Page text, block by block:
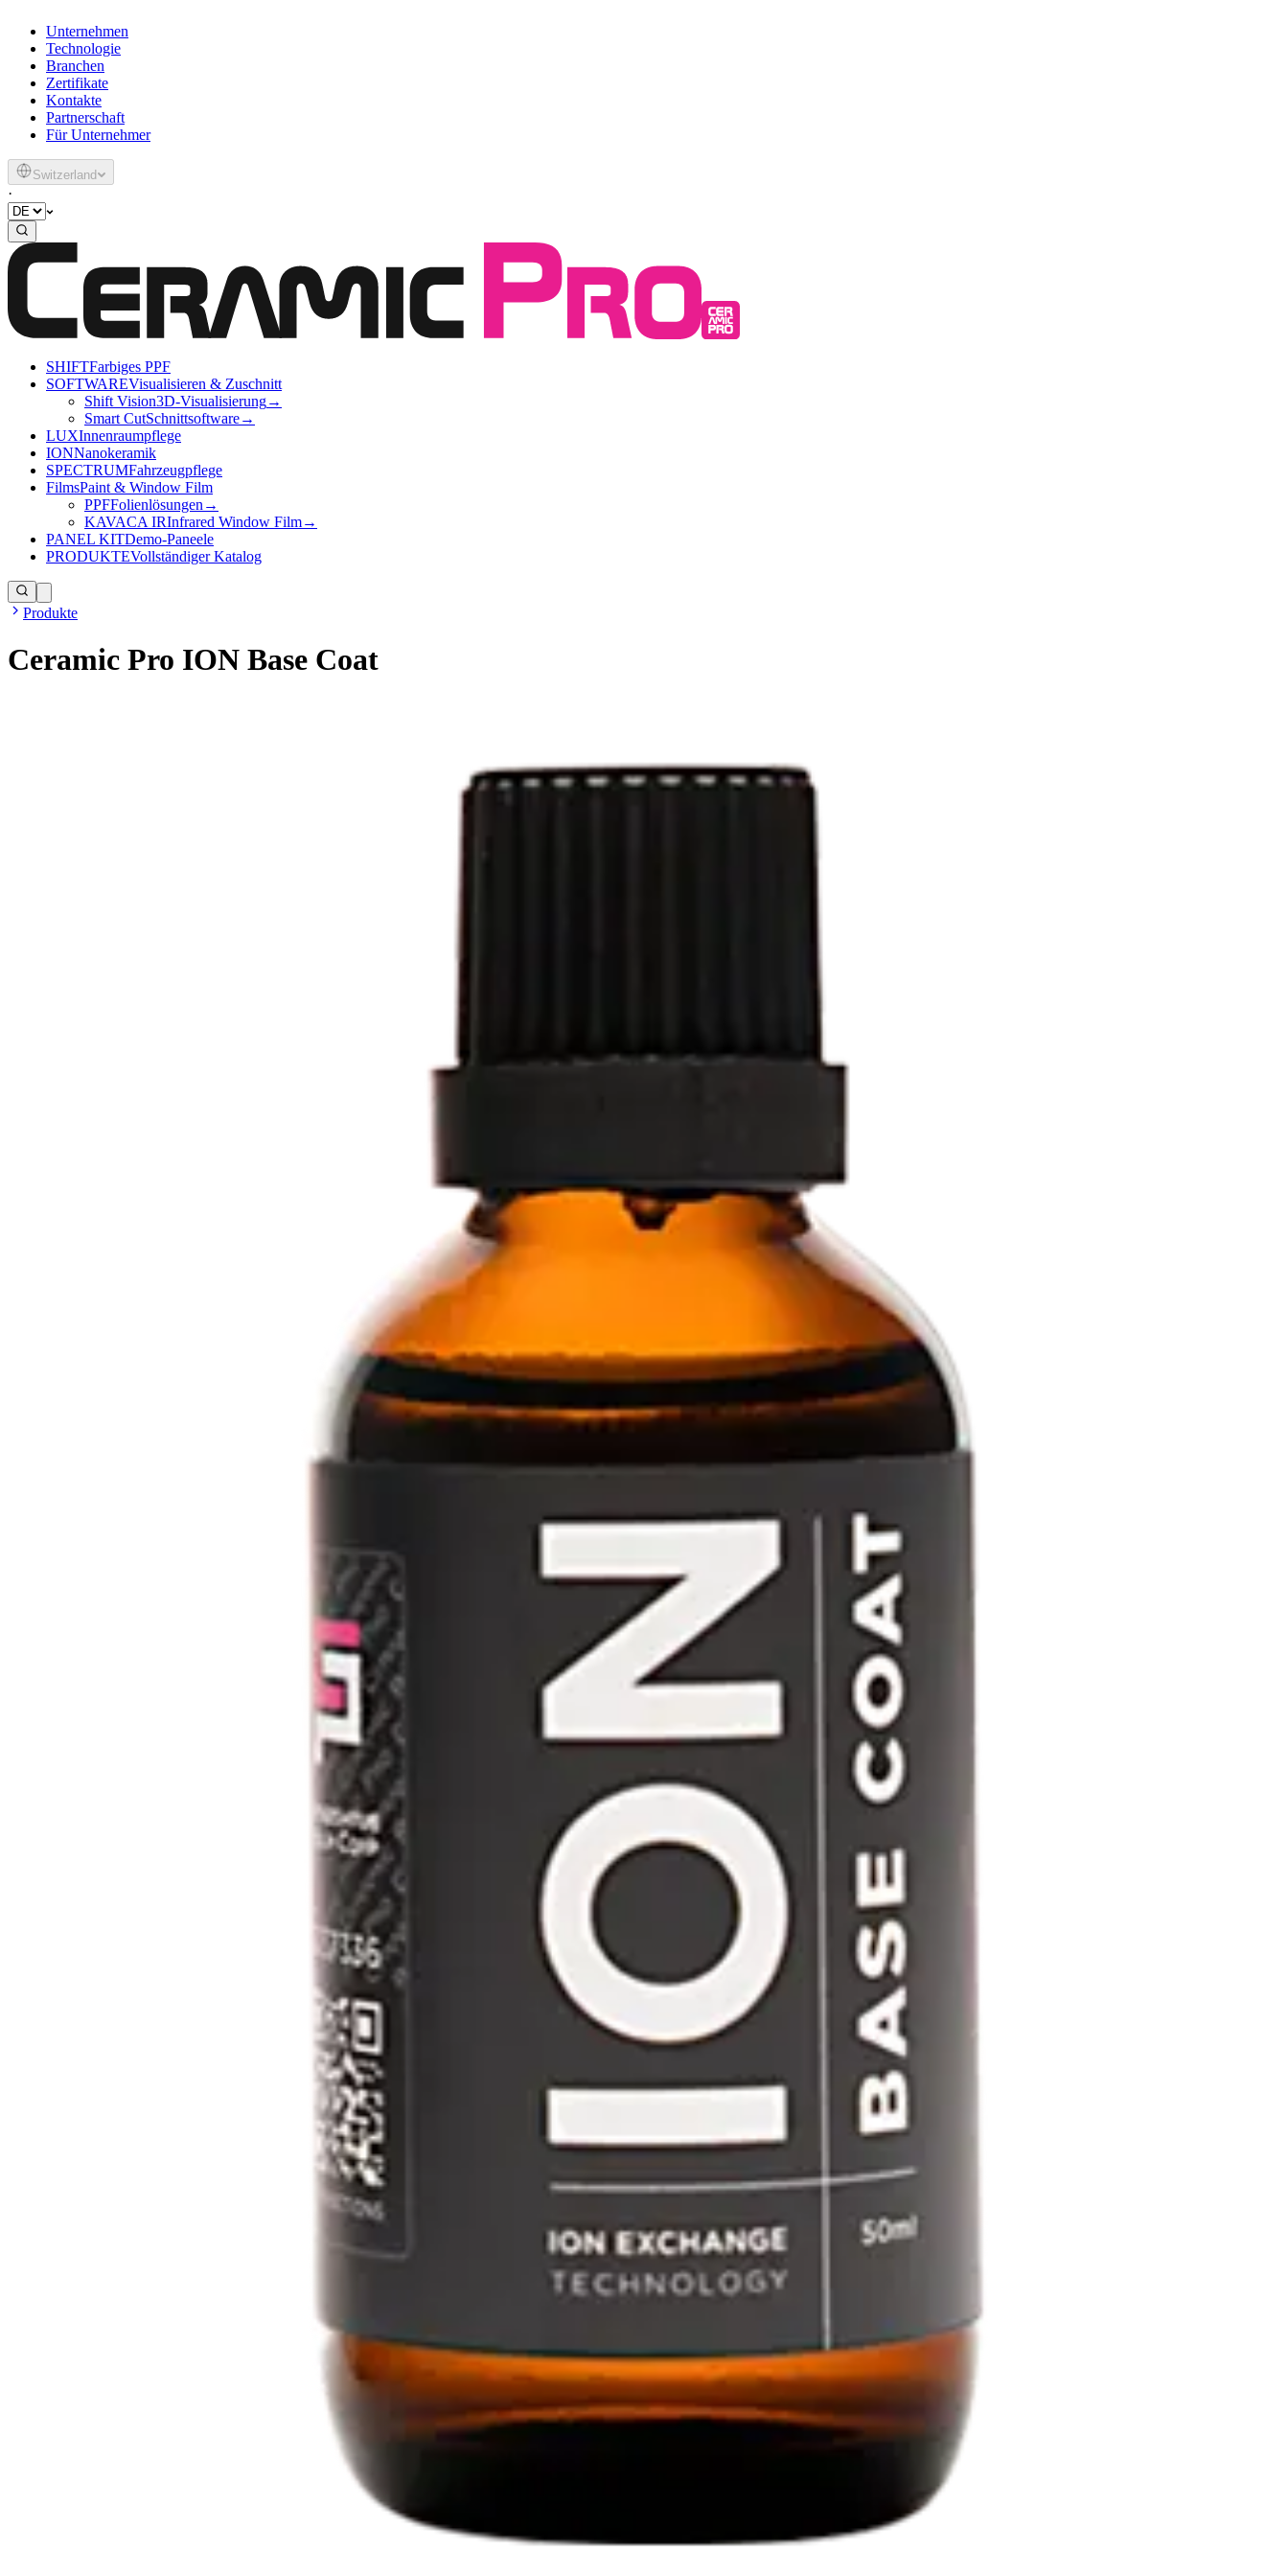
Unternehmen
Technologie
Branchen
Zertifikate
Kontakte
Partnerschaft
Für Unternehmer
Switzerland
·
SHIFTFarbiges PPF
SOFTWAREVisualisieren & Zuschnitt
Shift Vision3D-Visualisierung→
Smart CutSchnittsoftware→
LUXInnenraumpflege
IONNanokeramik
SPECTRUMFahrzeugpflege
FilmsPaint & Window Film
PPFFolienlösungen →
KAVACA IRInfrared Window Film→
PANEL KITDemo-Paneele
PRODUKTEVollständiger Katalog
Produkte
Ceramic Pro ION Base Coat